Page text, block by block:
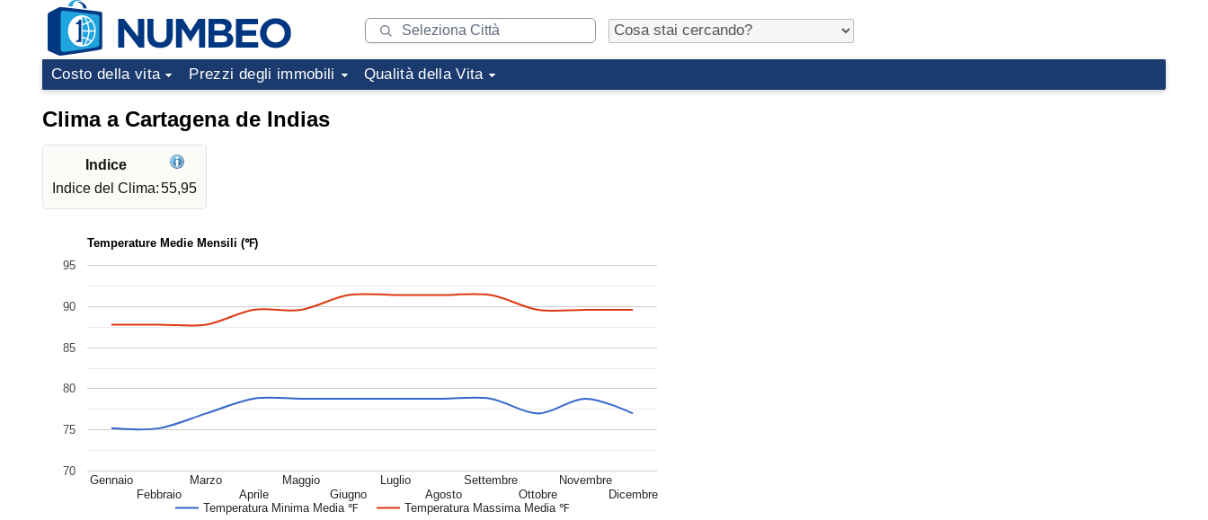
Costo della vita Prezzi degli immobili Qualità della Vita
Clima a Cartagena de Indias
Indice
Indice del Clima:55,95
Temperature Medie Mensili (℉)
Temperatura Minima Media ℉ Temperatura Massima Media ℉
Gennaio
Febbraio
Marzo
Aprile
Maggio
Giugno
Luglio
Agosto
Settembre
Ottobre
Novembre
Dicembre
70
75
80
85
90
95